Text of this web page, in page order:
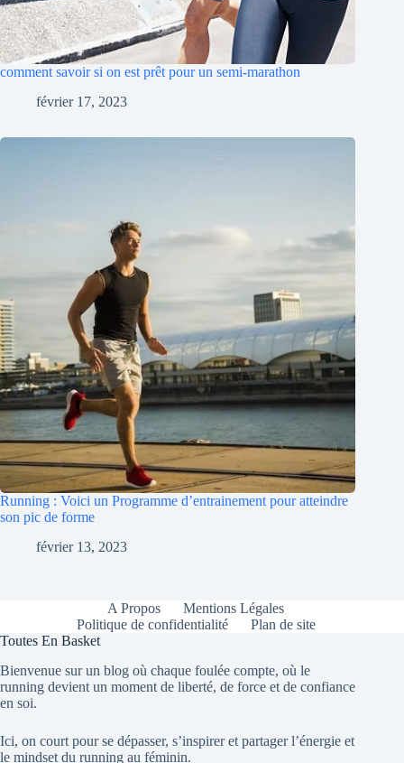
comment savoir si on est prêt pour un semi-marathon
février 17, 2023
Running : Voici un Programme d’entrainement pour atteindre
son pic de forme
février 13, 2023
A Propos
Mentions Légales
Politique de confidentialité
Plan de site
Toutes En Basket
Bienvenue sur un blog où chaque foulée compte, où le
running devient un moment de liberté, de force et de confiance
en soi.
Ici, on court pour se dépasser, s’inspirer et partager l’énergie et
le mindset du running au féminin.